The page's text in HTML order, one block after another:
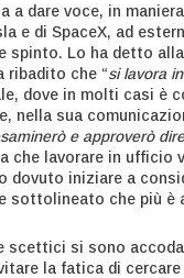
a dare voce, in
e di SpaceX, ad
spinto. Lo ha detto
ribadito che “si lavora
dove in molti casi è
nella sua
e approverò
che lavorare in ufficio
dovuto iniziare a
sottolineato che più
scettici si sono
la fatica di cercare